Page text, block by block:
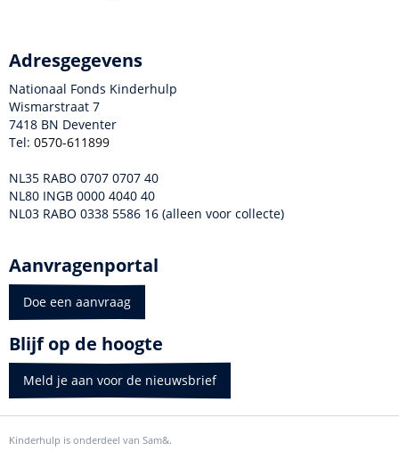
Adresgegevens
Nationaal Fonds Kinderhulp
Wismarstraat 7
7418 BN Deventer
Tel: 0570-611899
NL35 RABO 0707 0707 40
NL80 INGB 0000 4040 40
NL03 RABO 0338 5586 16 (alleen voor collecte)
Aanvragenportal
Doe een aanvraag
Blijf op de hoogte
Meld je aan voor de nieuwsbrief
Kinderhulp is onderdeel van Sam&.